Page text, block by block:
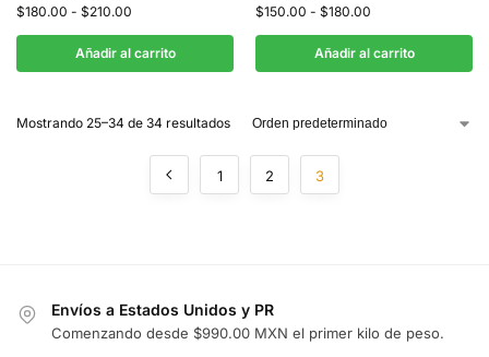
$180.00 - $210.00
Añadir al carrito
$150.00 - $180.00
Añadir al carrito
Mostrando 25–34 de 34 resultados
1 2 3
Envíos a Estados Unidos y PR
Comenzando desde $990.00 MXN el primer kilo de peso.